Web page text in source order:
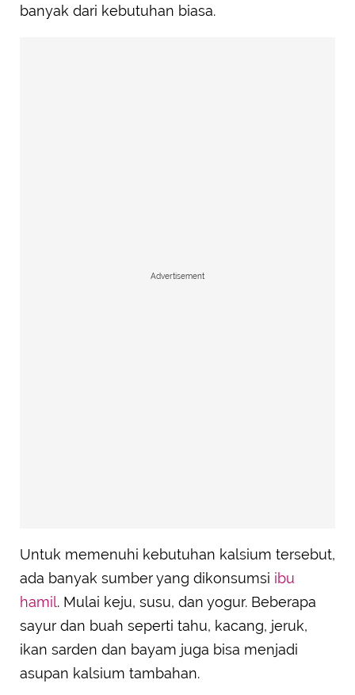
banyak dari kebutuhan biasa.
Advertisement
Untuk memenuhi kebutuhan kalsium tersebut,
ada banyak sumber yang dikonsumsi ibu
hamil. Mulai keju, susu, dan yogur. Beberapa
sayur dan buah seperti tahu, kacang, jeruk,
ikan sarden dan bayam juga bisa menjadi
asupan kalsium tambahan.